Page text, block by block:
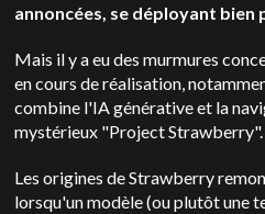
annoncées, se déployant bien
Mais il y a eu des murmures
en cours de réalisation,
combine l'IA générative et la
mystérieux "Project Strawberry".
Les origines de Strawberry
lorsqu'un modèle (ou plutôt une